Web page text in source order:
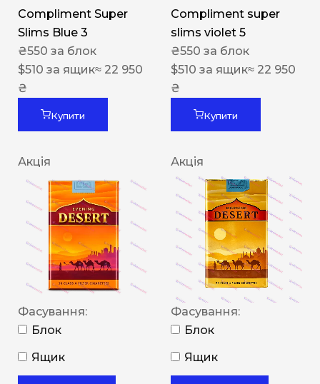
Compliment Super
Slims Blue 3
₴550 за блок
$510 за ящик≈ 22 950
₴
Купити
Compliment super
slims violet 5
₴550 за блок
$510 за ящик≈ 22 950
₴
Купити
Акція
Фасування:
Блок
Ящик
Акція
Фасування:
Блок
Ящик